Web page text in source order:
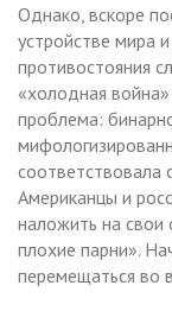
Однако, вскоре
устройстве мира
противостояния
«холодная
проблема:
соответствовала
Американцы и
наложить на
плохие парни».
перемещаться во